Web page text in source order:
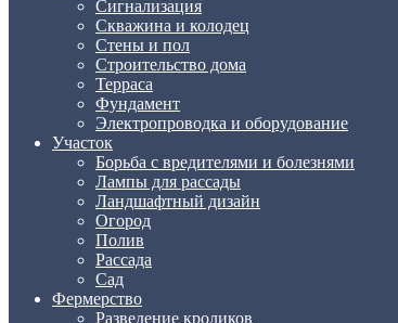
Сигнализация
Скважина и колодец
Стены и пол
Строительство дома
Терраса
Фундамент
Электропроводка и оборудование
Участок
Борьба с вредителями и болезнями
Лампы для рассады
Ландшафтный дизайн
Огород
Полив
Рассада
Сад
Фермерство
Разведение кроликов